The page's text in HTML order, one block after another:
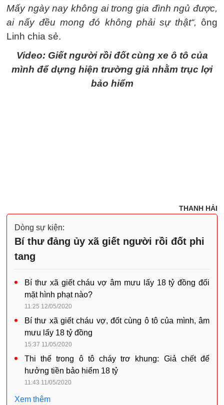
Mấy ngày nay không ai trong gia đình ngủ được,
ai nấy đều mong đó không phải sự thật“, ông
Linh chia sẻ.
Video: Giết người rồi đốt cùng xe ô tô của
mình để dựng hiện trường giả nhằm trục lợi
bảo hiểm
THANH HẢI
Dòng sự kiện:
Bí thư đảng ủy xã giết người rồi đốt phi
tang
Bí thư xã giết cháu vợ âm mưu lấy 18 tỷ đồng đối
mặt hình phạt nào?
11:25 12/05/2020
Bí thư xã giết cháu vợ, đốt cùng ô tô của mình, âm
mưu lấy 18 tỷ đồng
15:37 11/05/2020
Thi thể trong ô tô cháy trơ khung: Giả chết để
hưởng tiền bảo hiểm 18 tỷ
11:43 11/05/2020
Xem thêm